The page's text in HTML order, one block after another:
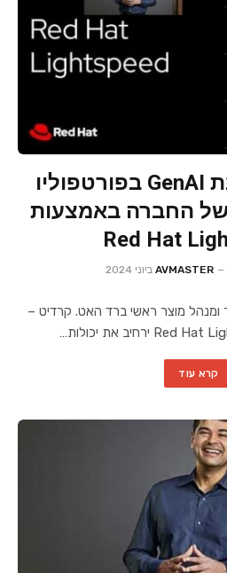
רד האט משלבת GenAI בפורטפוליו
של החברה באמצעות
Red Hat
ומנהל מוצר ראשי ברד האט. קרדיט –
קרא עוד